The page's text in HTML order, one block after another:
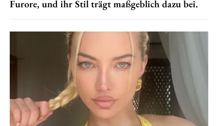
Furore, und ihr Stil trägt maßgeblich dazu bei.